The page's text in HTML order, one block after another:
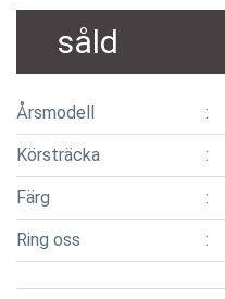
såld
Årsmodell
Körsträcka
Färg
Ring oss